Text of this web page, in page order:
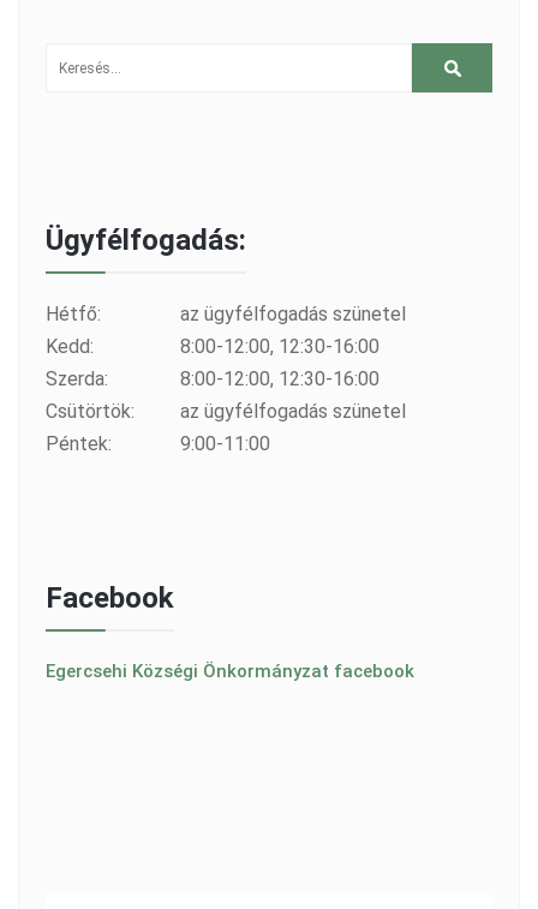
Ügyfélfogadás:
Hétfő:
az ügyfélfogadás szünetel
Kedd:
8:00-12:00, 12:30-16:00
Szerda:
8:00-12:00, 12:30-16:00
Csütörtök:
az ügyfélfogadás szünetel
Péntek:
9:00-11:00
Facebook
Egercsehi Községi Önkormányzat facebook